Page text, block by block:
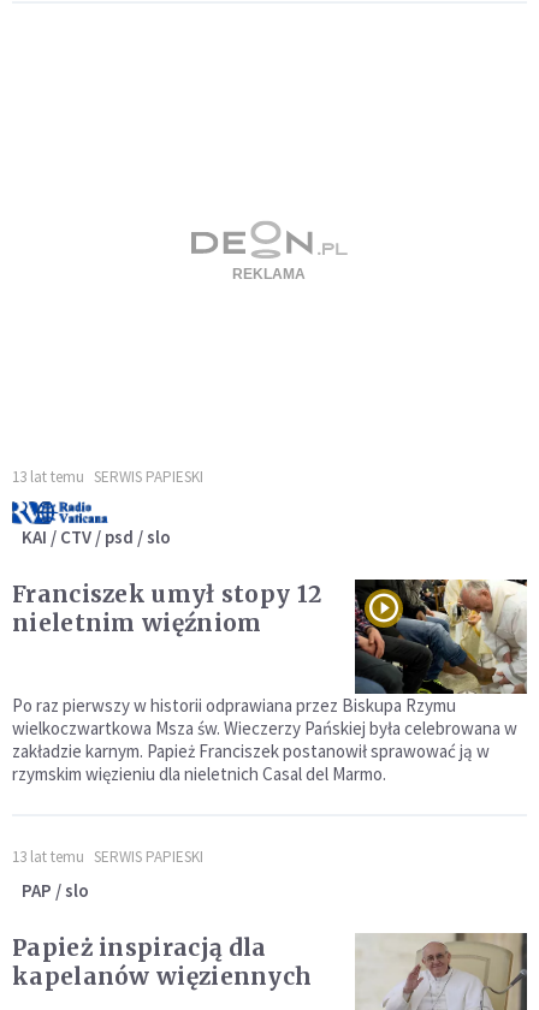
13 lat temu SERWIS PAPIESKI
KAI / CTV / psd / slo
Franciszek umył stopy 12
nieletnim więźniom
Po raz pierwszy w historii odprawiana przez Biskupa Rzymu
wielkoczwartkowa Msza św. Wieczerzy Pańskiej była celebrowana w
zakładzie karnym. Papież Franciszek postanowił sprawować ją w
rzymskim więzieniu dla nieletnich Casal del Marmo.
13 lat temu SERWIS PAPIESKI
PAP / slo
Papież inspiracją dla
kapelanów więziennych